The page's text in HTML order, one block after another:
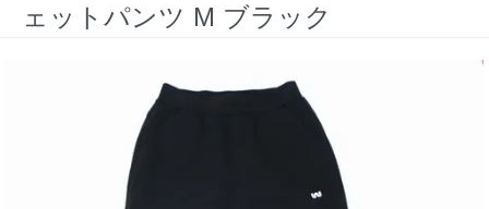
ェットパンツ M ブラック